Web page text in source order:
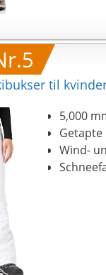
til
5,000
Getapte
Wind-